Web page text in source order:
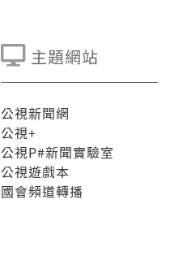
主題網站
公視新聞網
公視+
公視P#新聞實驗室
公視遊戲本
國會頻道轉播